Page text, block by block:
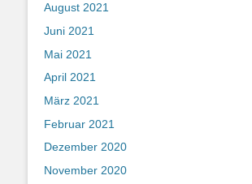
August 2021
Juni 2021
Mai 2021
April 2021
März 2021
Februar 2021
Dezember 2020
November 2020